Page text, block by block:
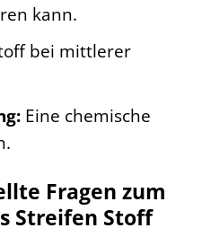
kann.
bei mittlerer
Eine chemische
Fragen zum
Streifen Stoff